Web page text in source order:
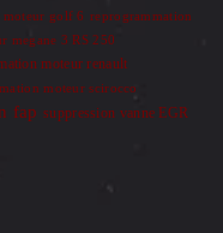
moteur golf 6 reprogrammation
megane 3 RS 250
moteur renault
moteur scirocco
fap suppression vanne EGR